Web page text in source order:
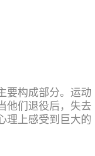
要构成部分。运动
他们退役后，失去
理上感受到巨大的